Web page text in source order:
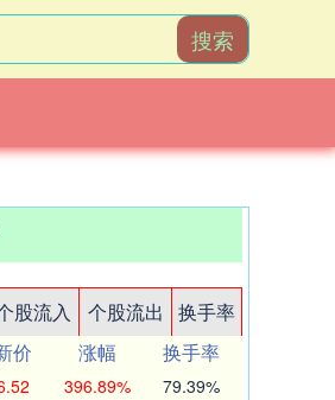
搜索
股流入 个股流出
换手率
价 涨幅
换手率
396.89% 79.39%